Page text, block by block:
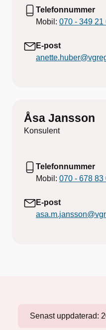
Telefonnummer
Mobil: 070 - 349 21
E-post
Åsa Jansson
Konsulent
Telefonnummer
Mobil: 070 - 678 83
E-post
Senast uppdaterad: